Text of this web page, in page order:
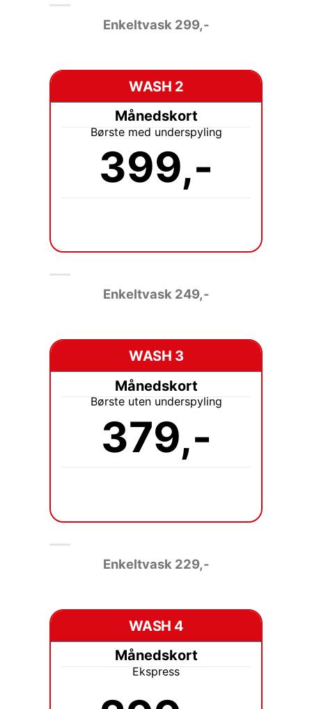
Enkeltvask 299,-
WASH 2
Månedskort
Børste med underspyling
399,-
Enkeltvask 249,-
WASH 3
Månedskort
Børste uten underspyling
379,-
Enkeltvask 229,-
WASH 4
Månedskort
Ekspress